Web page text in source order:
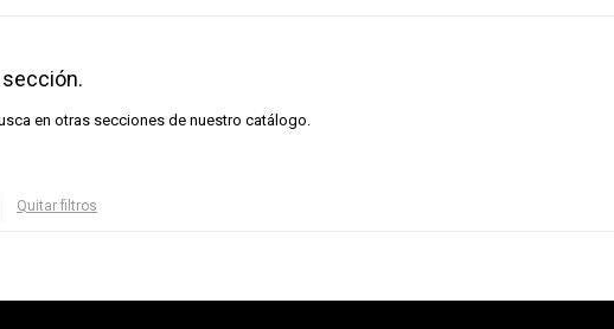
en otras secciones de nuestro catálogo.
Quitar filtros